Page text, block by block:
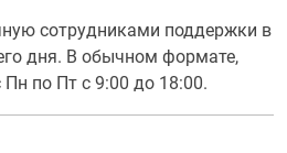
сотрудниками поддержки в
дня. В обычном формате,
по Пт с 9:00 до 18:00.